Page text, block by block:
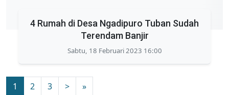
4 Rumah di Desa Ngadipuro Tuban Sudah
Terendam Banjir
Sabtu, 18 Februari 2023 16:00
1 2 3 > »